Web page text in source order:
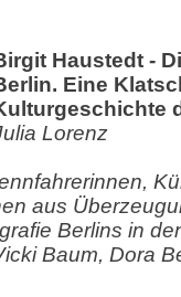
Haustedt -
Eine
Lorenz
aus
Berlins in
Baum, Dora